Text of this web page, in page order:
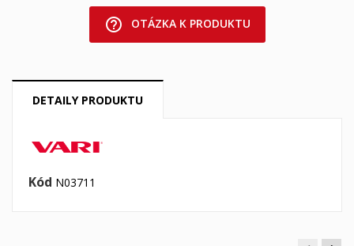
help_outline OTÁZKA K PRODUKTU
DETAILY PRODUKTU
Kód N03711